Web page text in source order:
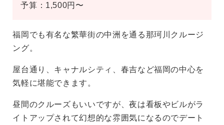
予算：1,500円〜
福岡でも有名な繁華街の中洲を通る那珂川クルージ
ング。
屋台通り、キャナルシティ、春吉など福岡の中心を
気軽に堪能できます。
昼間のクルーズもいいですが、夜は看板やビルがラ
イトアップされて幻想的な雰囲気になるのでデート